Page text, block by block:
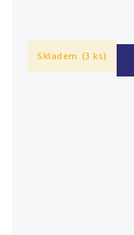
Skladem (3 ks)